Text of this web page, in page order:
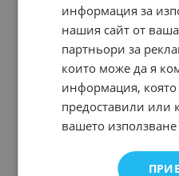
Рокля с флорални
81.30
информация за
нашия сайт от
партньори за
които може да я
информация, която
предоставили или
вашето използване